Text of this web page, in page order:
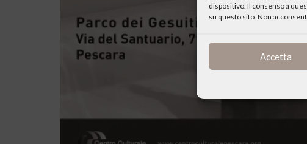
dispositivo. Il consenso a
su questo sito. Non
Accetta